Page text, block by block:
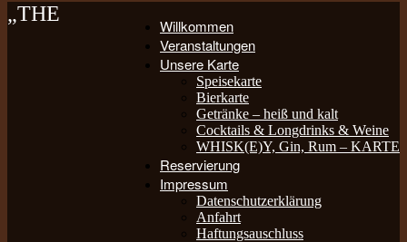
Willkommen
Veranstaltungen
Unsere Karte
Speisekarte
Bierkarte
Getränke – heiß und kalt
Cocktails & Longdrinks & Weine
WHISK(E)Y, Gin, Rum – KARTE
Reservierung
Impressum
Datenschutzerklärung
Anfahrt
Haftungsauschluss
„THE